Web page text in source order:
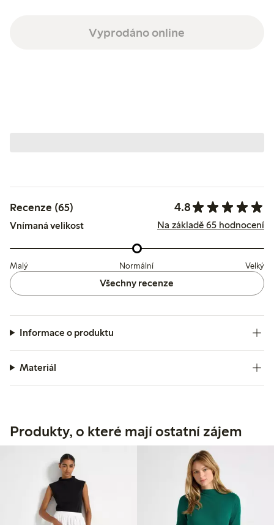
Vyprodáno online
Recenze (65) 4.8
Vnímaná velikost Na základě 65 hodnocení
Malý Normální Velký
Všechny recenze
Informace o produktu
Materiál
Produkty, o které mají ostatní zájem